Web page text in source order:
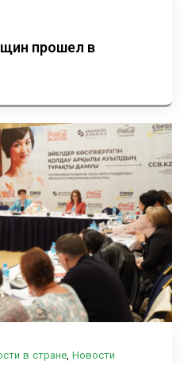
прошел в
в стране Новости